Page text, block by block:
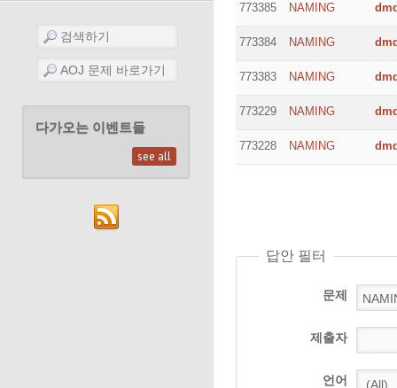
다가오는 이벤트들
see all
773385 NAMING
773384 NAMING
773383 NAMING
773229 NAMING
773228 NAMING
답안 필터
문제
제출자
언어